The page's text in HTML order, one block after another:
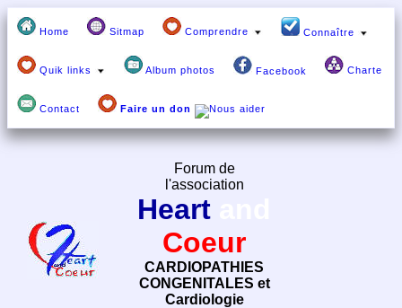
Home Sitmap Comprendre Connaître
Quik links Album photos Facebook Charte
Contact Faire un don
Forum de
l'association
Heart
Coeur
CARDIOPATHIES
CONGENITALES et
Cardiologie